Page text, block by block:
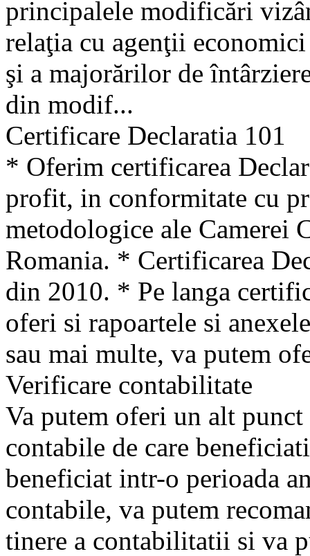
principalele modificări
relaţia cu agenţii
şi a majorărilor de
din modif...
Certificare Declaratia 101
* Oferim certificarea
profit, in conformitate cu
metodologice ale Camerei
Romania. * Certificarea
din 2010. * Pe langa
oferi si rapoartele si
sau mai multe, va putem
Verificare contabilitate
Va putem oferi un alt
contabile de care
beneficiat intr-o perioada
contabile, va putem
tinere a contabilitatii si va